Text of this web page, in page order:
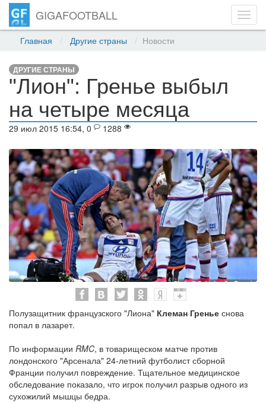
GIGAFOOTBALL
Главная Другие страны Новости
ДРУГИЕ СТРАНЫ
"Лион": Гренье выбыл
на четыре месяца
29 июл 2015 16:54, 0 1288
Полузащитник французского "Лиона" Клеман Гренье снова
попал в лазарет.
По информации RMC, в товарищеском матче против
лондонского "Арсенала" 24-летний футболист сборной
Франции получил повреждение. Тщательное медицинское
обследование показало, что игрок получил разрыв одного из
сухожилий мышцы бедра.